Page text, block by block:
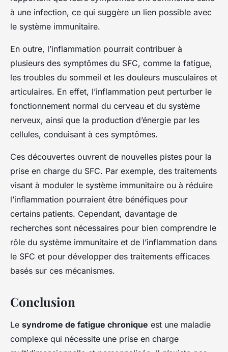
à une infection, ce qui suggère un lien possible avec
le système immunitaire.
En outre, l’inflammation pourrait contribuer à
plusieurs des symptômes du SFC, comme la fatigue,
les troubles du sommeil et les douleurs musculaires et
articulaires. En effet, l’inflammation peut perturber le
fonctionnement normal du cerveau et du système
nerveux, ainsi que la production d’énergie par les
cellules, conduisant à ces symptômes.
Ces découvertes ouvrent de nouvelles pistes pour la
prise en charge du SFC. Par exemple, des traitements
visant à moduler le système immunitaire ou à réduire
l’inflammation pourraient être bénéfiques pour
certains patients. Cependant, davantage de
recherches sont nécessaires pour bien comprendre le
rôle du système immunitaire et de l’inflammation dans
le SFC et pour développer des traitements efficaces
basés sur ces mécanismes.
Conclusion
Le syndrome de fatigue chronique est une maladie
complexe qui nécessite une prise en charge